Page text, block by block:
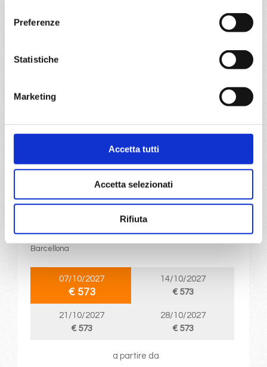
Preferenze
Statistiche
Marketing
Accetta tutti
Accetta selezionati
Rifiuta
07/10/2027
8 giorni
daBarcellonacon
Barcellona, Ibiza, Cagliari, Civitavecchia, Livorno, Cannes,
Barcellona
07/10/2027
€ 573
14/10/2027
€ 573
21/10/2027
€ 573
28/10/2027
€ 573
a partire da